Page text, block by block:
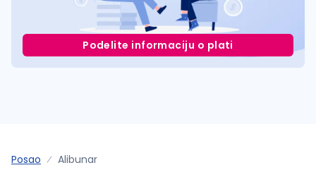
Podelite informaciju o plati
Posao Alibunar